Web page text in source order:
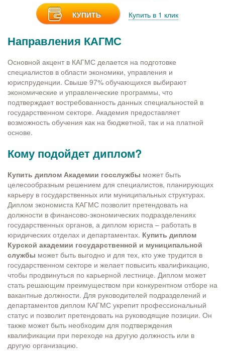
КУПИТЬ Купить в 1 клик
Направления КАГМС
Основной акцент в КАГМС делается на подготовке
специалистов в области экономики, управления и
юриспруденции. Свыше 97% обучающихся выбирают
экономические и управленческие программы, что
подтверждает востребованность данных специальностей в
государственном секторе. Академия предоставляет
возможность обучения как на бюджетной, так и на платной
основе.
Кому подойдет диплом?
Купить диплом Академии госслужбы может быть
целесообразным решением для специалистов, планирующих
карьеру в государственных или муниципальных структурах.
Диплом экономиста КАГМС позволит претендовать на
должности в финансово-экономических подразделениях
государственных органов, а диплом юриста – работать в
юридических отделах и департаментах. Купить диплом
Курской академии государственной и муниципальной
службы может быть выгодно и для тех, кто уже трудится в
государственном секторе и желает повысить квалификацию,
чтобы продвинуться по карьерной лестнице. Диплом может
стать решающим преимуществом при конкурентном отборе на
вакантные должности. Для руководителей подразделений и
департаментов диплом КАГМС укрепит профессиональный
статус и позволит претендовать на руководящие позиции. Он
также может быть необходим для подтверждения
квалификации при переходе на другую должность или в
другую организацию.